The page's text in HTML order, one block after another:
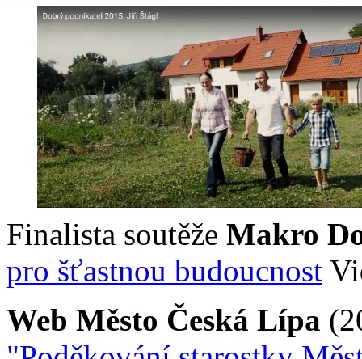
Finalista soutěže Makro
pro šťastnou budoucnost
Web Město Česká Lípa